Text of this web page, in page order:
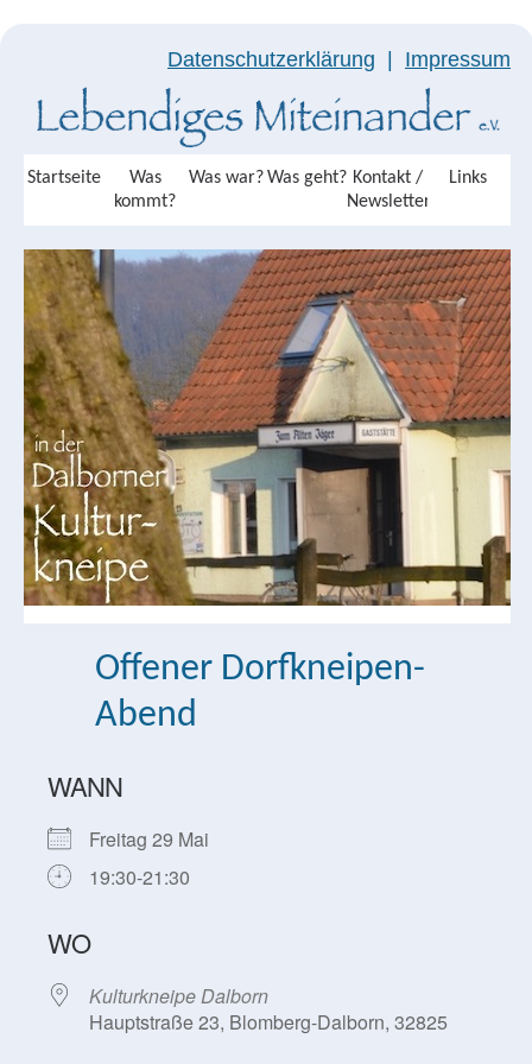
Datenschutzerklärung Impressum
Startseite
Was
kommt?
Was war? Was geht? Kontakt /
Newsletter
Links
Offener Dorfkneipen-
Abend
WANN
Freitag 29 Mai
19:30-21:30
WO
Kulturkneipe Dalborn
Hauptstraße 23, Blomberg-Dalborn, 32825